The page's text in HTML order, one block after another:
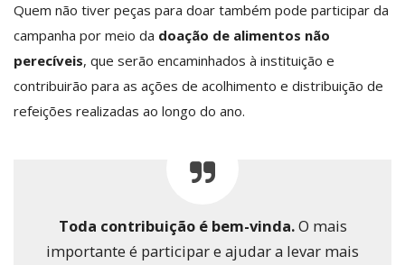
Quem não tiver peças para doar também pode participar da
campanha por meio da doação de alimentos não
perecíveis, que serão encaminhados à instituição e
contribuirão para as ações de acolhimento e distribuição de
refeições realizadas ao longo do ano.
Toda contribuição é bem-vinda.O mais
importante é participar e ajudar a levar mais